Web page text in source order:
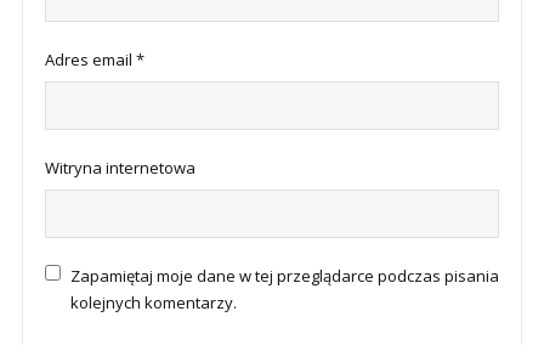
Adres email *
Witryna internetowa
Zapamiętaj moje dane w tej przeglądarce podczas pisania
kolejnych komentarzy.